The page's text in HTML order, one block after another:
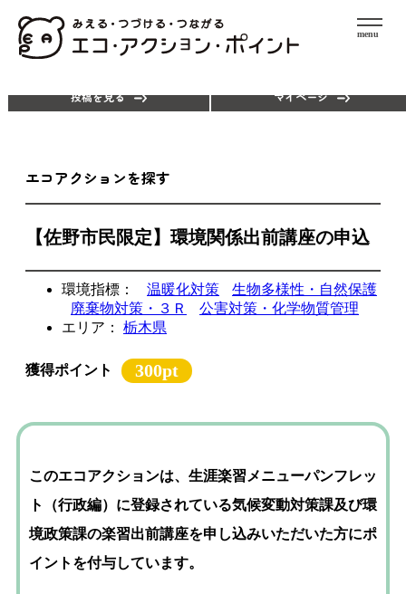
menu
投稿を見る
マイページ
エコアクションを探す
【佐野市民限定】環境関係出前講座の申込
環境指標： 温暖化対策
生物多様性・自然保護
廃棄物対策・３Ｒ
公害対策・化学物質管理
エリア： 栃木県
獲得ポイント 300pt
このエコアクションは、生涯楽習メニューパンフレッ
ト（行政編）に登録されている気候変動対策課及び環
境政策課の楽習出前講座を申し込みいただいた方にポ
イントを付与しています。